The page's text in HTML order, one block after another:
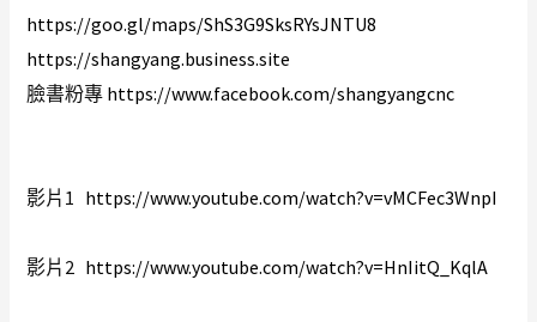
https://goo.gl/maps/ShS3G9SksRYsJNTU8
https://shangyang.business.site
臉書粉專 https://www.facebook.com/shangyangcnc
影片1 https://www.youtube.com/watch?v=vMCFec3WnpI
影片2 https://www.youtube.com/watch?v=HnIitQ_KqlA